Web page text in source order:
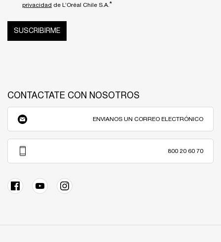
privacidad de L’Oréal Chile S.A.*
SUSCRIBIRME
CONTACTATE CON NOSOTROS
ENVIANOS UN CORREO ELECTRÓNICO
800 20 60 70